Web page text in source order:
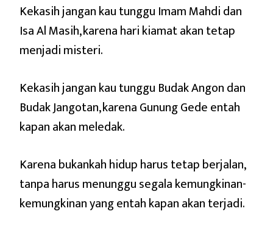
Kekasih jangan kau tunggu Imam Mahdi dan
Isa Al Masih, karena hari kiamat akan tetap
menjadi misteri.
Kekasih jangan kau tunggu Budak Angon dan
Budak Jangotan, karena Gunung Gede entah
kapan akan meledak.
Karena bukankah hidup harus tetap berjalan,
tanpa harus menunggu segala kemungkinan-
kemungkinan yang entah kapan akan terjadi.